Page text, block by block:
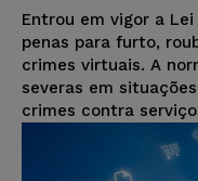
Entrou em vigor a
penas para furto,
crimes virtuais. A
severas em
crimes contra